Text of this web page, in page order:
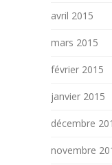
avril 2015
mars 2015
février 2015
janvier 2015
décembre
novembre